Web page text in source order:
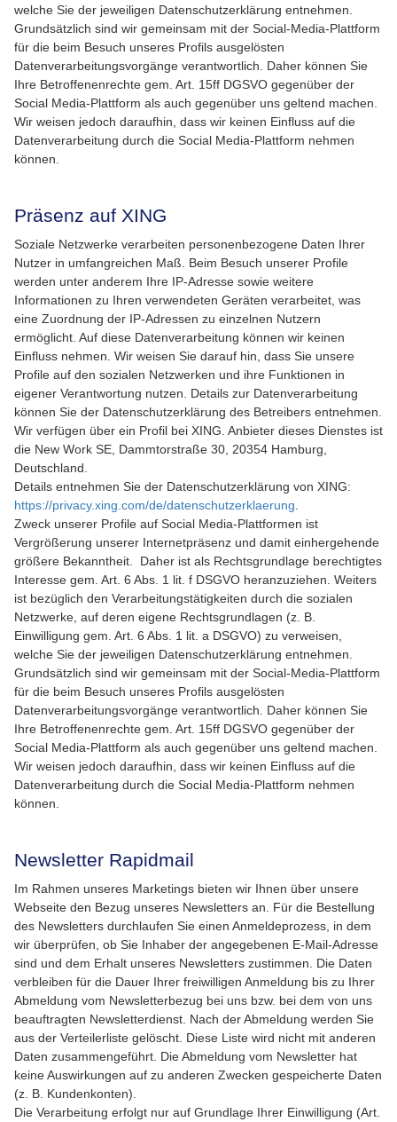
welche Sie der jeweiligen Datenschutzerklärung entnehmen.
Grundsätzlich sind wir gemeinsam mit der Social-Media-Plattform
für die beim Besuch unseres Profils ausgelösten
Datenverarbeitungsvorgänge verantwortlich. Daher können Sie
Ihre Betroffenenrechte gem. Art. 15ff DGSVO gegenüber der
Social Media-Plattform als auch gegenüber uns geltend machen.
Wir weisen jedoch daraufhin, dass wir keinen Einfluss auf die
Datenverarbeitung durch die Social Media-Plattform nehmen
können.
Präsenz auf XING
Soziale Netzwerke verarbeiten personenbezogene Daten Ihrer
Nutzer in umfangreichen Maß. Beim Besuch unserer Profile
werden unter anderem Ihre IP-Adresse sowie weitere
Informationen zu Ihren verwendeten Geräten verarbeitet, was
eine Zuordnung der IP-Adressen zu einzelnen Nutzern
ermöglicht. Auf diese Datenverarbeitung können wir keinen
Einfluss nehmen. Wir weisen Sie darauf hin, dass Sie unsere
Profile auf den sozialen Netzwerken und ihre Funktionen in
eigener Verantwortung nutzen. Details zur Datenverarbeitung
können Sie der Datenschutzerklärung des Betreibers entnehmen.
Wir verfügen über ein Profil bei XING. Anbieter dieses Dienstes ist
die New Work SE, Dammtorstraße 30, 20354 Hamburg,
Deutschland.
Details entnehmen Sie der Datenschutzerklärung von XING:
https://privacy.xing.com/de/datenschutzerklaerung
Zweck unserer Profile auf Social Media-Plattformen ist
Vergrößerung unserer Internetpräsenz und damit einhergehende
größere Bekanntheit. Daher ist als Rechtsgrundlage berechtigtes
Interesse gem. Art. 6 Abs. 1 lit. f DSGVO heranzuziehen. Weiters
ist bezüglich den Verarbeitungstätigkeiten durch die sozialen
Netzwerke, auf deren eigene Rechtsgrundlagen (z. B.
Einwilligung gem. Art. 6 Abs. 1 lit. a DSGVO) zu verweisen,
welche Sie der jeweiligen Datenschutzerklärung entnehmen.
Grundsätzlich sind wir gemeinsam mit der Social-Media-Plattform
für die beim Besuch unseres Profils ausgelösten
Datenverarbeitungsvorgänge verantwortlich. Daher können Sie
Ihre Betroffenenrechte gem. Art. 15ff DGSVO gegenüber der
Social Media-Plattform als auch gegenüber uns geltend machen.
Wir weisen jedoch daraufhin, dass wir keinen Einfluss auf die
Datenverarbeitung durch die Social Media-Plattform nehmen
können.
Newsletter Rapidmail
Im Rahmen unseres Marketings bieten wir Ihnen über unsere
Webseite den Bezug unseres Newsletters an. Für die Bestellung
des Newsletters durchlaufen Sie einen Anmeldeprozess, in dem
wir überprüfen, ob Sie Inhaber der angegebenen E-Mail-Adresse
sind und dem Erhalt unseres Newsletters zustimmen. Die Daten
verbleiben für die Dauer Ihrer freiwilligen Anmeldung bis zu Ihrer
Abmeldung vom Newsletterbezug bei uns bzw. bei dem von uns
beauftragten Newsletterdienst. Nach der Abmeldung werden Sie
aus der Verteilerliste gelöscht. Diese Liste wird nicht mit anderen
Daten zusammengeführt. Die Abmeldung vom Newsletter hat
keine Auswirkungen auf zu anderen Zwecken gespeicherte Daten
(z. B. Kundenkonten).
Die Verarbeitung erfolgt nur auf Grundlage Ihrer Einwilligung (Art.